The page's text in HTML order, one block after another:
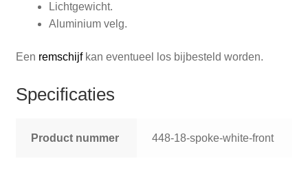
Lichtgewicht.
Aluminium velg.
Een remschijfkan eventueel los bijbesteld worden.
Specificaties
Product nummer 448-18-spoke-white-front